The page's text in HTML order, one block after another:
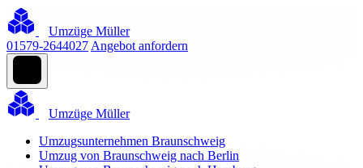
Umzüge Müller
01579-2644027 Angebot anfordern
Umzüge Müller
Umzugsunternehmen Braunschweig
Umzug von Braunschweig nach Berlin